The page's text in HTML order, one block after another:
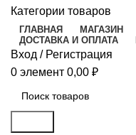
Категории товаров
ГЛАВНАЯ МАГАЗИН
ДОСТАВКА И ОПЛАТА
Вход / Регистрация
0 элемент 0,00 ₽